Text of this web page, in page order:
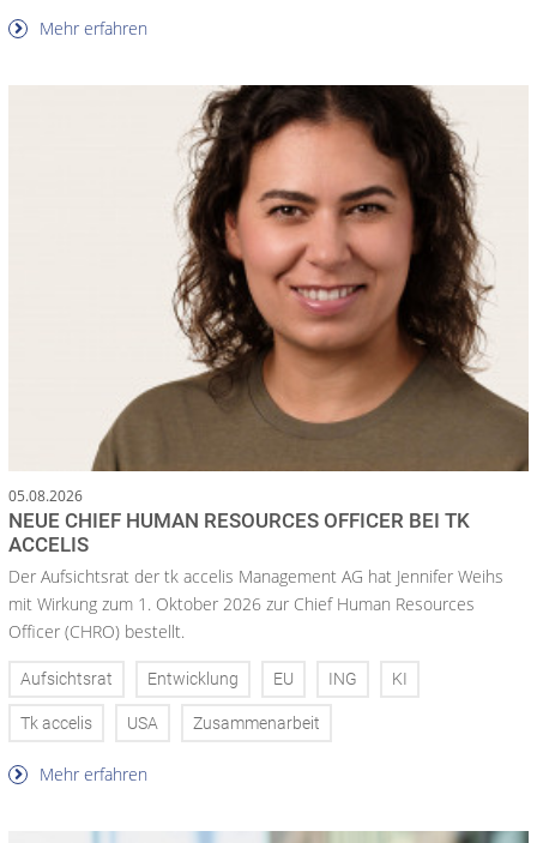
Mehr erfahren
05.08.2026
NEUE CHIEF HUMAN RESOURCES OFFICER BEI TK
ACCELIS
Der Aufsichtsrat der tk accelis Management AG hat Jennifer Weihs
mit Wirkung zum 1. Oktober 2026 zur Chief Human Resources
Officer (CHRO) bestellt.
Aufsichtsrat Entwicklung EU ING KI
Tk accelis USA Zusammenarbeit
Mehr erfahren